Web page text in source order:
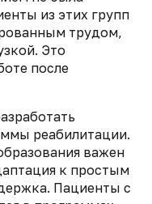
из этих групп
трудом,
Это
после
реабилитации.
важен
к простым
Пациенты с